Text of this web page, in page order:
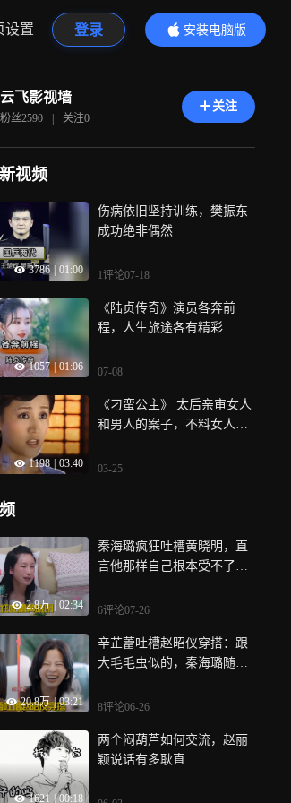
设置 登录
安装电脑版
内容更精彩
云飞影视墙
粉丝2590 | 关注0
关注
视频
3786 01:00
伤病依旧坚持训练，樊振东
成功绝非偶然
1评论07-18
1057 | 01:06
《陆贞传奇》演员各奔前
程，人生旅途各有精彩
07-08
1198 03:40
《刁蛮公主》 太后亲审女人
和男人的案子，不料女人当
03-25
2.8万 02:34
秦海璐疯狂吐槽黄晓明，直
言他那样自己根本受不了，
6评论07-26
20.8万 | 03:21
辛芷蕾吐槽赵昭仪穿搭：跟
大毛毛虫似的，秦海璐随口
8评论06-26
1621 | 00:18
两个闷葫芦如何交流，赵丽
颖说话有多耿直